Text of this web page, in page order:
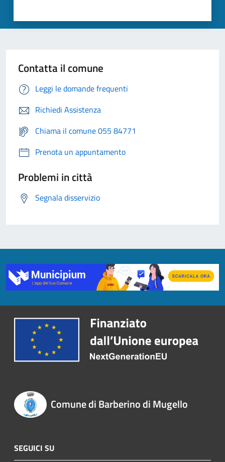
Contatta il comune
Leggi le domande frequenti
Richiedi Assistenza
Chiama il comune 055 84771
Prenota un appuntamento
Problemi in città
Segnala disservizio
Comune di Barberino di Mugello
SEGUICI SU